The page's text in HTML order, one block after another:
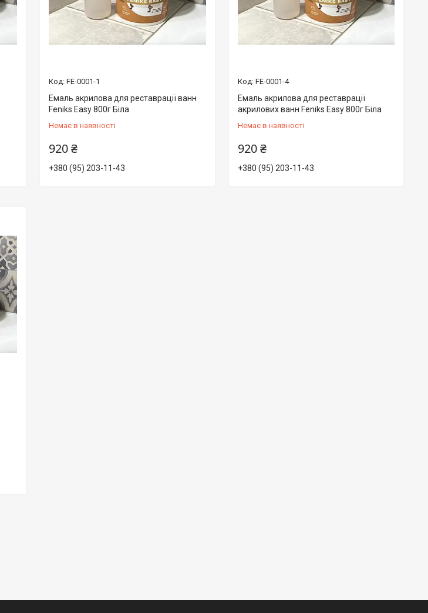
FE-0001-1
Емаль акрилова для реставрації ванн
Fеniks Easy 800г Біла
Немає в наявності
920 ₴
+380 (95) 203-11-43
FE-0001-4
Емаль акрилова для реставрації
акрилових ванн Fеniks Easy 800г Біла
Немає в наявності
920 ₴
+380 (95) 203-11-43